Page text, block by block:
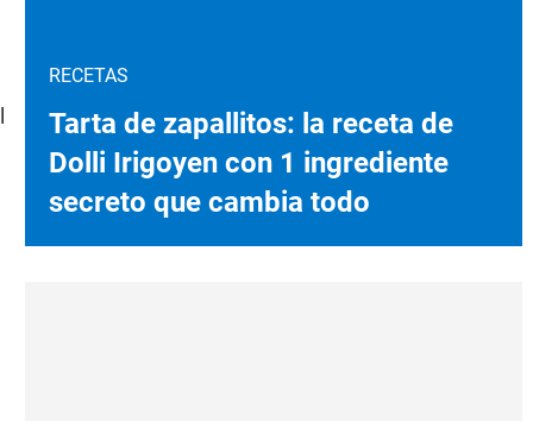
RECETAS
Tarta de zapallitos: la receta de
Dolli Irigoyen con 1 ingrediente
secreto que cambia todo